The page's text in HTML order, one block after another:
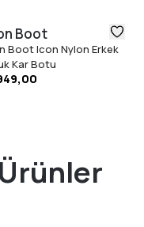
Boot
Boot Icon Nylon Erkek
Kar Botu